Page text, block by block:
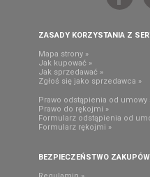
ZASADY KORZYSTANIA Z
Mapa strony »
Jak kupować »
Jak sprzedawać »
Zgłoś się jako sprzedawca »
Prawo odstąpienia od umowy
Prawo do rękojmi »
Formularz odstąpienia od
Formularz rękojmi »
BEZPIECZEŃSTWO ZAKUPÓW